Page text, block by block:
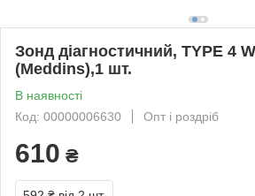
Зонд діагностичний, TYPE 4
(Meddins),1 шт.
В наявності
Код: 00000006630
Опт і роздріб
610 ₴